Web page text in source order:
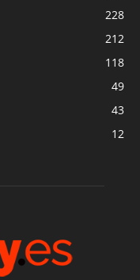
228
212
118
49
43
12